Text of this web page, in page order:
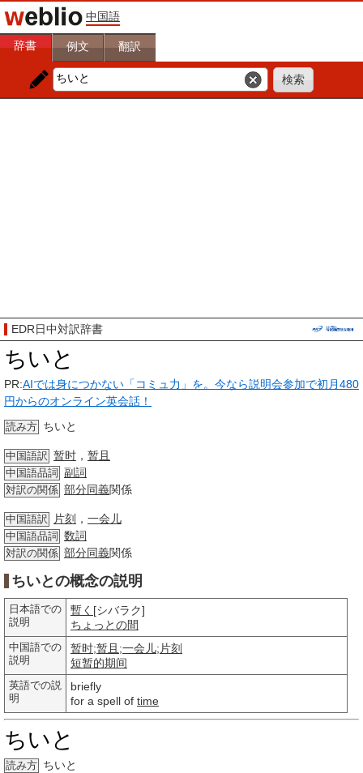
中国語
辞書 例文 翻訳
EDR日中対訳辞書
ちいと
PR:AIでは身につかない「コミュ力」を。今なら説明会参加で初月480
円からのオンライン英会話！
読み方 ちいと
中国語訳 暂时 ， 暂且
中国語品詞 副詞
対訳の関係 部分同義関係
中国語訳 片刻 ， 一会儿
中国語品詞 数詞
対訳の関係 部分同義関係
ちいとの概念の説明
日本語での
説明
暫く [シバラク]
ちょっとの間
中国語での
説明
暂时;暂且 ;一会儿;片刻
短暂的期间
英語での説
明
briefly
for a spell of time
ちいと
読み方 ちいと